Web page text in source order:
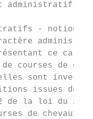
administratifs
- notion
ce
courses de
sont
issues de
la loi du 2 juin
de